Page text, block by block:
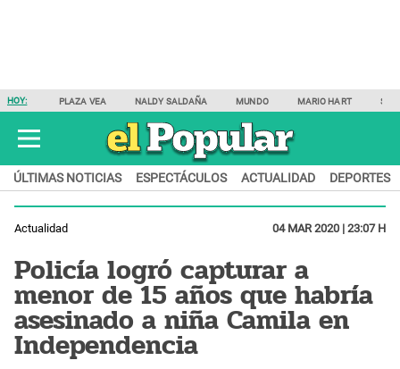
HOY: PLAZA VEA NALDY SALDAÑA MUNDO MARIO HART
ÚLTIMAS NOTICIAS ESPECTÁCULOS ACTUALIDAD DEPORTES
Actualidad 04 MAR 2020 | 23:07 H
Policía logró capturar a
menor de 15 años que habría
asesinado a niña Camila en
Independencia